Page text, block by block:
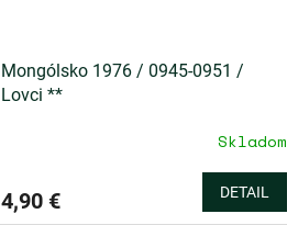
Mongólsko 1976 / 0945-0951 /
Lovci **
Skladom
4,90 € DETAIL